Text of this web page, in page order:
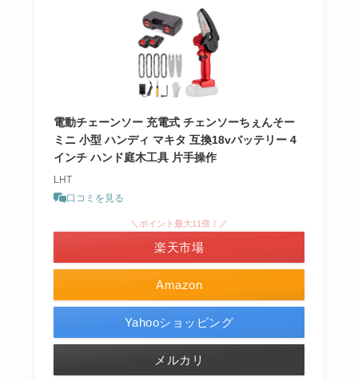
電動チェーンソー 充電式 チェンソーちぇんそー
ミニ 小型 ハンディ マキタ 互換18vバッテリー 4
インチ ハンド庭木工具 片手操作
LHT
口コミを見る
Amazon
＼ポイント最大11倍！／
楽天市場
Yahooショッピング
メルカリ